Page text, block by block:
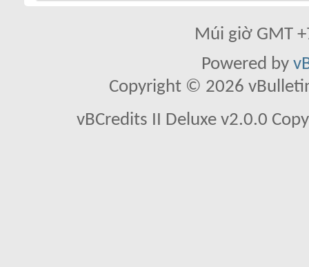
Múi giờ GMT
Powered by
Copyright © 2026
vBCredits II Deluxe v2.0.0